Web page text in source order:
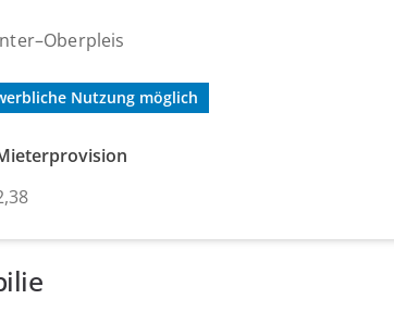
Nutzung möglich